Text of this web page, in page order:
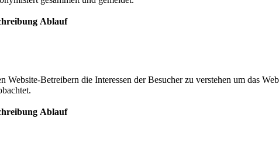
Ablauf
Website-Betreibern die Interessen der Besucher zu verstehen um das
Ablauf